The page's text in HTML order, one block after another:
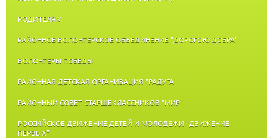
РОДИТЕЛЯМ
РАЙОННОЕ ВОЛОНТЕРСКОЕ ОБЪЕДИНЕНИЕ "ДОРОГОЮ ДОБРА"
ВОЛОНТЕРЫ ПОБЕДЫ
РАЙОННАЯ ДЕТСКАЯ ОРГАНИЗАЦИЯ "РАДУГА"
РАЙОННЫЙ СОВЕТ СТАРШЕКЛАССНИКОВ "МИР"
РОССИЙСКОЕ ДВИЖЕНИЕ ДЕТЕЙ И МОЛОДЕЖИ "ДВИЖЕНИЕ
ПЕРВЫХ"